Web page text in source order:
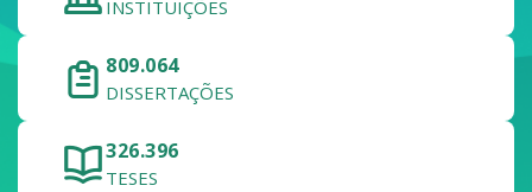
INSTITUIÇÕES
809.064
DISSERTAÇÕES
326.396
TESES